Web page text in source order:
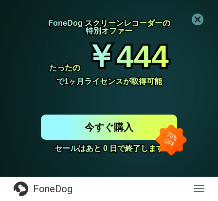
FoneDog スクリーンレコーダーの
FoneDog スクリーンレコーダーの
特別オファー
特別オファー
たったの
たったの ￥444
￥444
で1ヶ月ライセンスが取得可能
で1ヶ月ライセンスが取得可能
セールはあと 0 日で終了します
セールはあと 0 日で終了します
今すぐ購入
FoneDog